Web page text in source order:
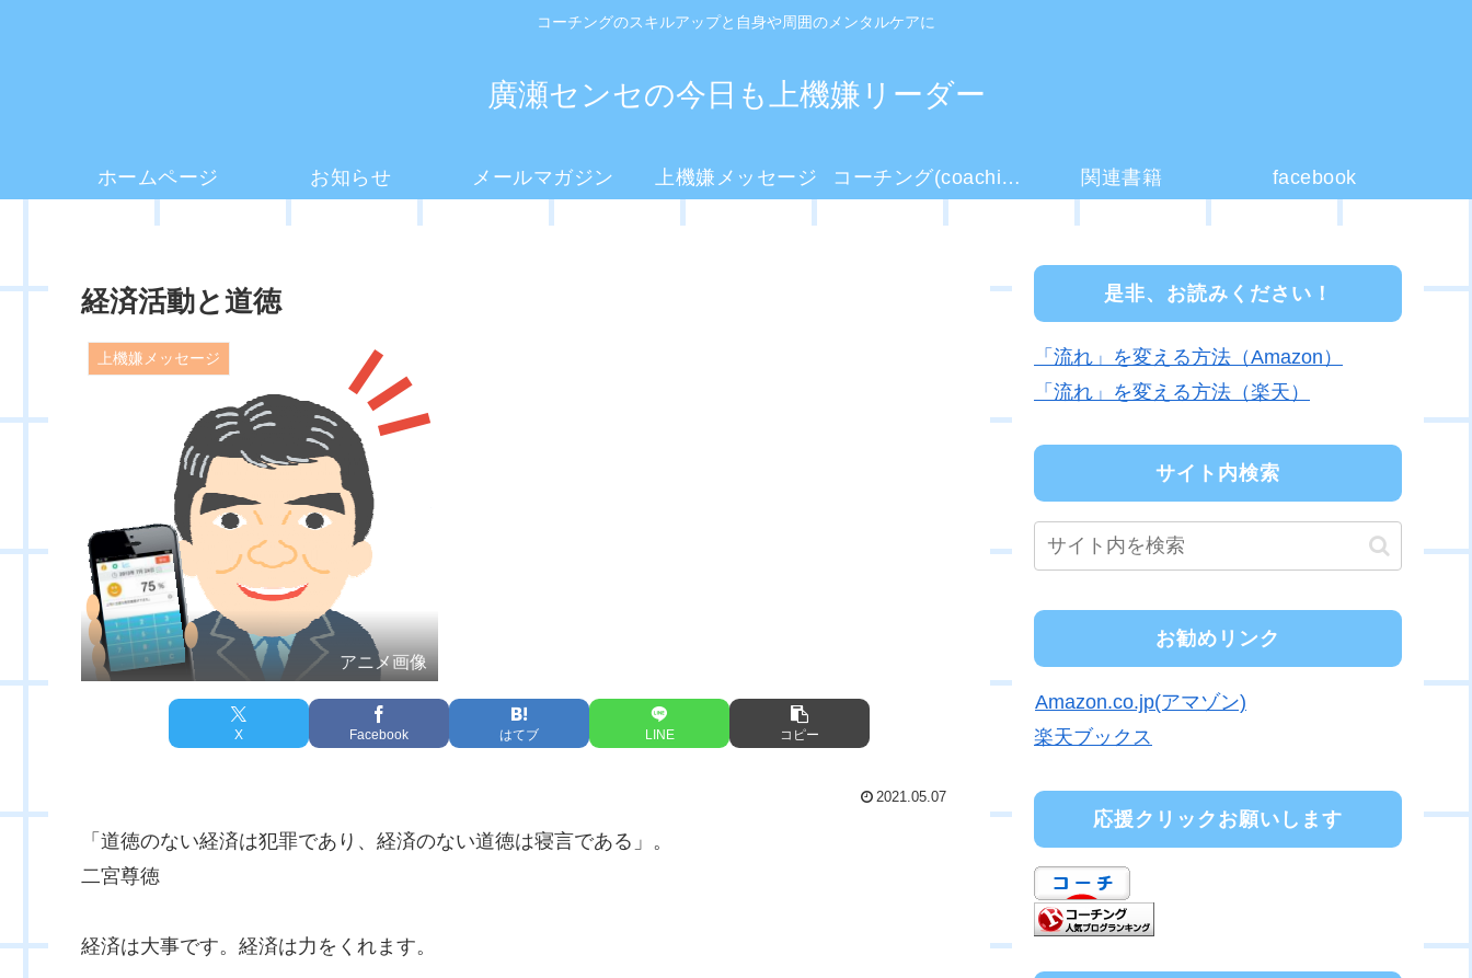
コーチングのスキルアップと自身や周囲のメンタルケアに
廣瀬センセの今日も上機嫌リーダー
ホームページ お知らせ メールマガジン 上機嫌メッセージ コーチング(coaching)とは？ 関連書籍 facebook
経済活動と道徳
上機嫌メッセージ
アニメ画像
X Facebook はてブ LINE コピー
2021.05.07
「道徳のない経済は犯罪であり、経済のない道徳は寝言である」。
二宮尊徳
経済は大事です。経済は力をくれます。
是非、お読みください！
「流れ」を変える方法（Amazon）
「流れ」を変える方法（楽天）
サイト内検索
お勧めリンク
Amazon.co.jp(アマゾン)
楽天ブックス
応援クリックお願いします